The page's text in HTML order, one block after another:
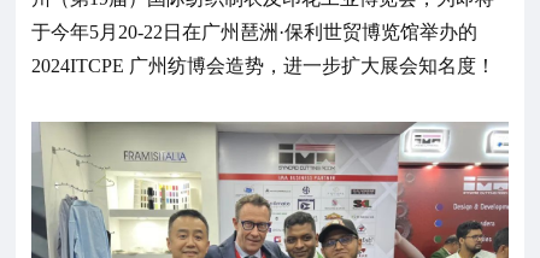
于今年5月20-22日在广州琶洲·保利世贸博览馆举办的
2024ITCPE 广州纺博会造势，进一步扩大展会知名度！